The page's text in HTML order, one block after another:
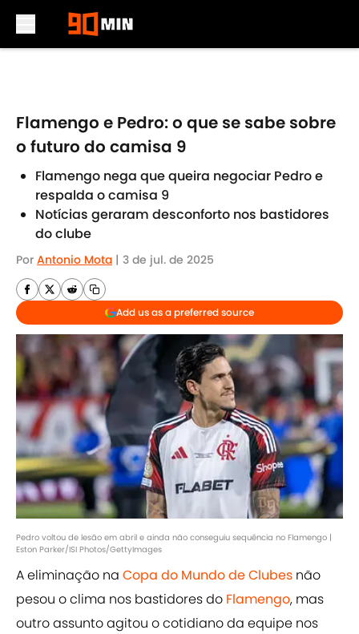
Flamengo e Pedro: o que se sabe sobre
o futuro do camisa 9
Flamengo nega que queira negociar Pedro e
respalda o camisa 9
Notícias geraram desconforto nos bastidores
do clube
Por Antonio Mota | 3 de jul. de 2025
Add us as a preferred source
Pedro voltou de lesão em abril e ainda não conseguiu sequência no Flamengo |
Eston Parker/ISI Photos/GettyImages
A eliminação na Copa do Mundo de Clubes não
pesou o clima nos bastidores do Flamengo, mas
outro assunto agitou o cotidiano da equipe nos